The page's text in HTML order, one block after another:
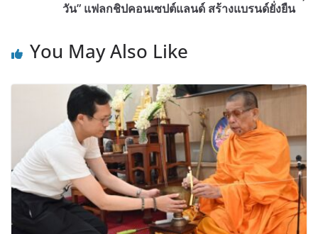
วัน” แฟลกชิปคอนเซปต์แลนด์ สร้างแบรนด์ยั่งยืน
You May Also Like